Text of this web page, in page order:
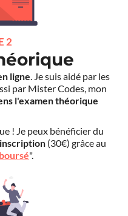
2
ligne. Je suis aidé par les
par Mister Codes, mon
l'examen théorique
! Je peux bénéficier du
(30€) grâce au
".